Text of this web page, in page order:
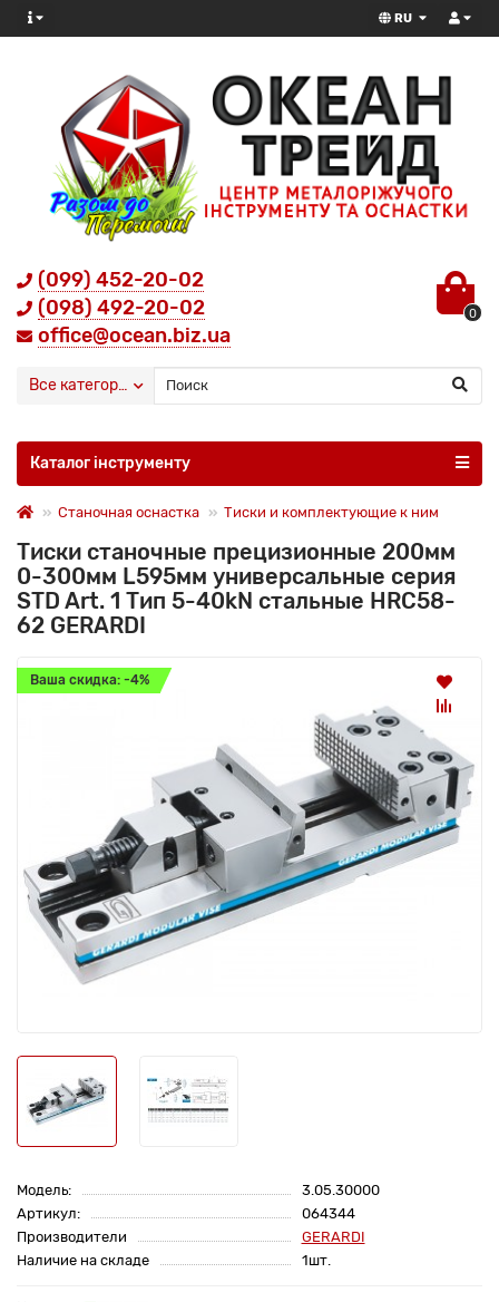
RU
(099) 452-20-02
(098) 492-20-02
office@ocean.biz.ua
0
Все категории
Каталог інструменту
Станочная оснастка Тиски и комплектующие к ним
Тиски станочные прецизионные 200мм
0-300мм L595мм универсальные серия
STD Art. 1 Тип 5-40kN стальные HRC58-
62 GERARDI
Ваша скидка: -4%
Модель:
3.05.30000
Артикул:
064344
Производители
GERARDI
Наличие на складе
1шт.